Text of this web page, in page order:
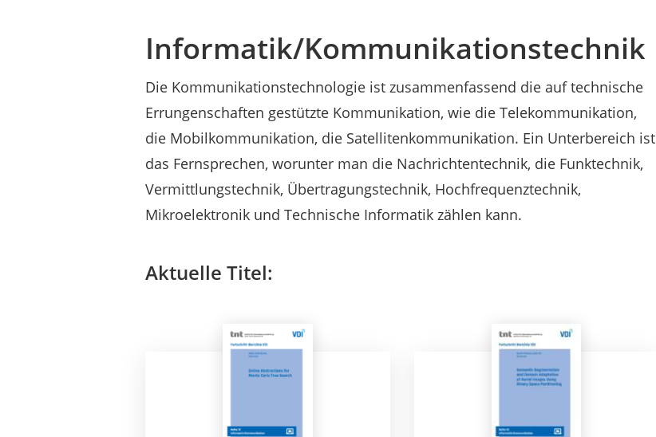
Informatik/Kommunikationstechnik
Die Kommunikationstechnologie ist zusammenfassend die auf technische
Errungenschaften gestützte Kommunikation, wie die Telekommunikation,
die Mobilkommunikation, die Satellitenkommunikation. Ein Unterbereich ist
das Fernsprechen, worunter man die Nachrichtentechnik, die Funktechnik,
Vermittlungstechnik, Übertragungstechnik, Hochfrequenztechnik,
Mikroelektronik und Technische Informatik zählen kann.
Aktuelle Titel: